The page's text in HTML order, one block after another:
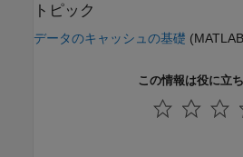
トピック
データのキャッシュの基礎
この情報は役に立